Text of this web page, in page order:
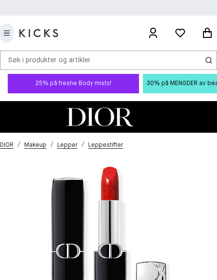
Søk i produkter og artikler
25% på freshe Body mists! 30% på MENGDER av
DIOR / Makeup / Lepper / Leppestifter